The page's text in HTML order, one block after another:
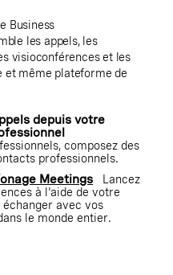
Business
les appels, les
visioconférences et les
et même plateforme de
depuis votre
composez des
professionnels.
Meetings
Lancez
à l'aide de votre
avec vos
le monde entier.